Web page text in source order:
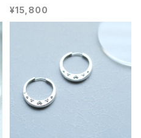
¥15,800